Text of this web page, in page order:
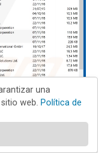
busque
recientemente
una
web. Política de